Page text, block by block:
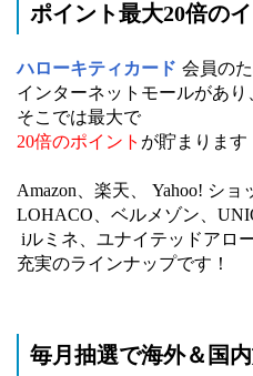
ポイント最大20倍の
ハローキティカード 会員の
インターネットモールがあり
そこでは最大で
20倍のポイント が貯まります
Amazon、楽天、 Yahoo! ショ
LOHACO、ベルメゾン、
iルミネ、ユナイテッドアロ
充実のラインナップです！
毎月抽選で海外＆国